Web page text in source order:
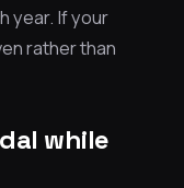
year. If your
rather than
while